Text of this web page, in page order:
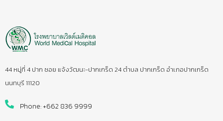
44 หมู่ที่ 4 ปาก ซอย แจ้งวัฒนะ-ปากเกร็ด 24 ตำบล ปากเกร็ด อำเภอปากเกร็ด
นนทบุรี 11120
Phone: +662 836 9999